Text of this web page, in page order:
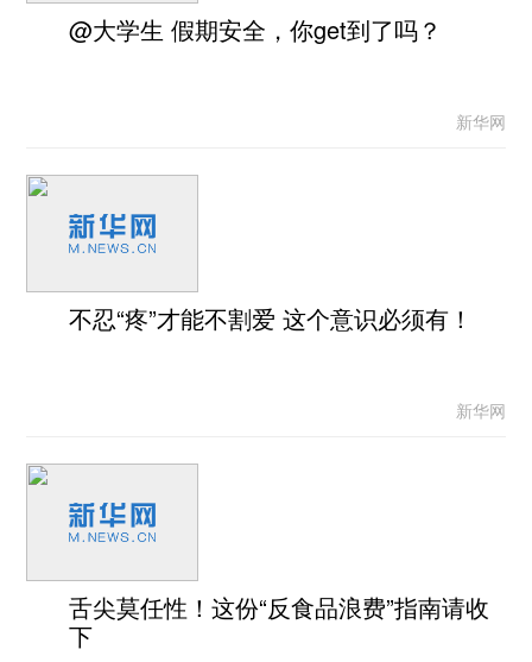
@大学生 假期安全，你get到了吗？
新华网
不忍“疼”才能不割爱 这个意识必须有！
新华网
舌尖莫任性！这份“反食品浪费”指南请收
下